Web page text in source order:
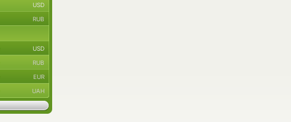
USD
RUB
USD
RUB
EUR
UAH